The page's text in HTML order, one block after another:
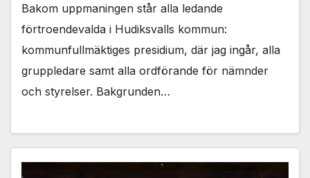
Bakom uppmaningen står alla ledande
förtroendevalda i Hudiksvalls kommun:
kommunfullmäktiges presidium, där jag ingår, alla
gruppledare samt alla ordförande för nämnder
och styrelser. Bakgrunden…